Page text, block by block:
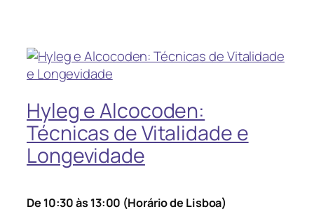
Hyleg e Alcocoden:
Técnicas de Vitalidade e
Longevidade
De 10:30 às 13:00 (Horário de Lisboa)